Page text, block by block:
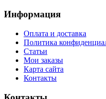
Информация
Оплата и доставка
Политика
Статьи
Мои заказы
Карта сайта
Контакты